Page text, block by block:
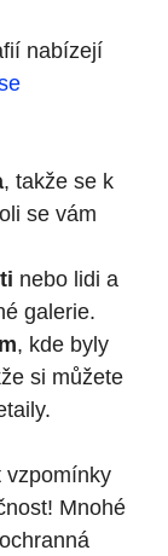
nabízejí
, takže se k
se vám
nebo lidi a
galerie.
, kde byly
si můžete
vzpomínky
Mnohé